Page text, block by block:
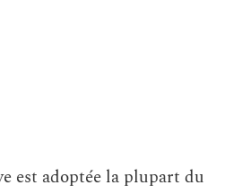
est adoptée la plupart du